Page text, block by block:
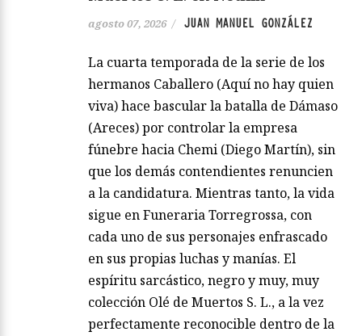
agosto 07, 2026 / JUAN MANUEL GONZÁLEZ
La cuarta temporada de la serie de los
hermanos Caballero (Aquí no hay quien
viva) hace bascular la batalla de Dámaso
(Areces) por controlar la empresa
fúnebre hacia Chemi (Diego Martín), sin
que los demás contendientes renuncien
a la candidatura. Mientras tanto, la vida
sigue en Funeraria Torregrossa, con
cada uno de sus personajes enfrascado
en sus propias luchas y manías. El
espíritu sarcástico, negro y muy, muy
colección Olé de Muertos S. L., a la vez
perfectamente reconocible dentro de la